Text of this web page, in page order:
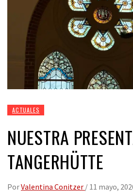
ACTUALES
NUESTRA
TANGERHÜTTE
PorValentina Conitzer / 11 mayo,